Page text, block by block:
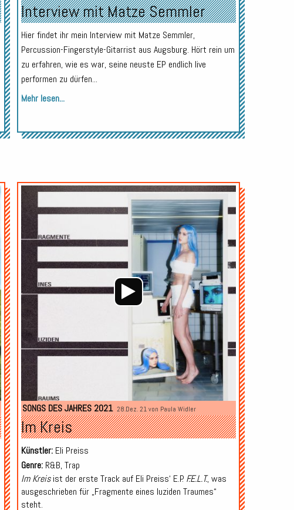
Interview mit Matze Semmler
Hier findet ihr mein Interview mit Matze Semmler,
Percussion-Fingerstyle-Gitarrist aus Augsburg. Hört rein um
zu erfahren, wie es war, seine neuste EP endlich live
performen zu dürfen...
Mehr lesen...
Audio-
Player
Audio-
Player
SONGS DES JAHRES 2021 28.Dez. 21 von Paula Widler
Im Kreis
Künstler:Eli Preiss
Genre:R&B, Trap
Im Kreisist der erste Track auf Eli Preiss‘ E.P. F.E.L.T., was
ausgeschrieben für „Fragmente eines luziden Traumes“
steht.